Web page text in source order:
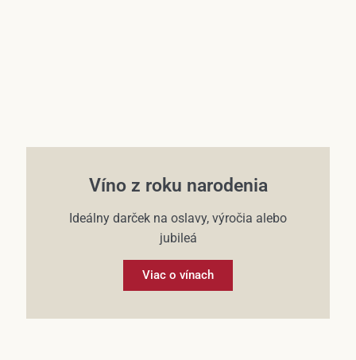
Víno z roku narodenia
Ideálny darček na oslavy, výročia alebo
jubileá
Viac o vínach